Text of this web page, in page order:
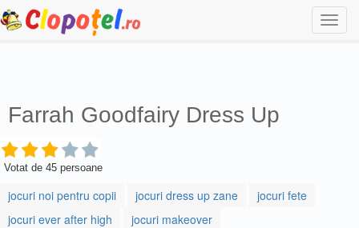
Farrah Goodfairy Dress Up
Votat de 45 persoane
jocuri noi pentru copii jocuri dress up zane
jocuri fete
jocuri ever after high
jocuri makeover